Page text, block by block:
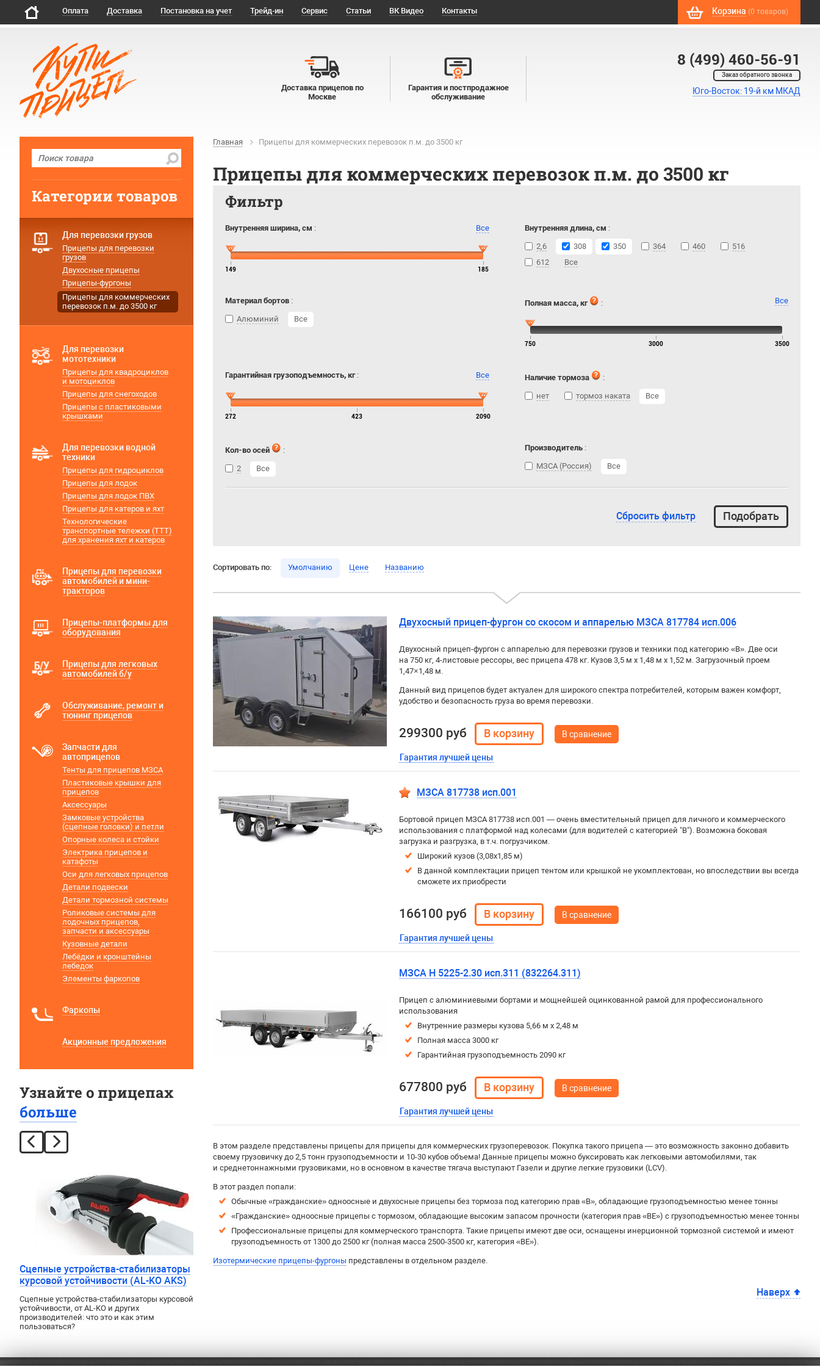
Оплата Доставка Постановка на учет Трейд-ин Сервис Статьи ВК Видео Контакты Корзина (0 товаров)
8 (499) 460-56-91
Заказ обратного звонка
Юго-Восток: 19-й км МКАД
Доставка прицепов по
Москве
Гарантия и постпродажное
обслуживание
Главная Прицепы для коммерческих перевозок п.м. до 3500 кг
Прицепы для коммерческих перевозок п.м. до 3500 кг
Фильтр
Внутренняя ширина, см : Все
149 185
Внутренняя длина, см :
2,6
308 350 364 460
516
612
Все
Материал бортов :
Алюминий
Все
Полная масса, кг : Все
750 3000 3500
Гарантийная грузоподъемность, кг: Все
272 423 2090
Наличие тормоза
:
нет
тормоз наката Все
Кол-во осей
:
2
Все
Производитель:
МЗСА (Россия)
Все
Сбросить фильтр
Сортировать по: Умолчанию Цене Названию
Двухосный прицеп-фургон со скосом и аппарелью МЗСА 817784 исп.006
Двухосный прицеп-фургон с аппарелью для перевозки грузов и техники под категорию «B». Две оси
на 750 кг, 4-листовые рессоры, вес прицепа 478 кг. Кузов 3,5 м x 1,48 м x 1,52 м. Загрузочный проем
1,47×1,48 м.
Данный вид прицепов будет актуален для широкого спектра потребителей, которым важен комфорт,
удобство и безопасность груза во время перевозки.
299300 руб
Гарантия лучшей цены
В сравнение
МЗСА 817738 исп.001
Бортовой прицеп МЗСА 817738 исп.001 — очень вместительный прицеп для личного и коммерческого
использования с платформой над колесами (для водителей с категорией "В"). Возможна боковая
загрузка и разгрузка, в т.ч. погрузчиком.
Широкий кузов (3,08х1,85 м)
В данной комплектации прицеп тентом или крышкой не укомплектован, но впоследствии вы всегда
сможете их приобрести
166100 руб
Гарантия лучшей цены
В сравнение
МЗСА H 5225-2.30 исп.311 (832264.311)
Прицеп с алюминиевыми бортами и мощнейшей оцинкованной рамой для профессионального
использования
Внутренние размеры кузова 5,66 м х 2,48 м
Полная масса 3000 кг
Гарантийная грузоподъемность 2090 кг
677800 руб
Гарантия лучшей цены
В сравнение
В этом разделе представлены прицепы для прицепы для коммерческих грузоперевозок. Покупка такого прицепа — это возможность законно добавить
своему грузовичку до 2,5 тонн грузоподъемности и 10-30 кубов объема! Данные прицепы можно буксировать как легковыми автомобилями, так
и среднетоннажными грузовиками, но в основном в качестве тягача выступают Газели и другие легкие грузовики (LCV).
В этот раздел попали:
Обычные «гражданские» одноосные и двухосные прицепы без тормоза под категорию прав «B», обладающие грузоподъемностью менее тонны
«Гражданские» одноосные прицепы с тормозом, обладающие высоким запасом прочности (категория прав «BE») с грузоподъемностью менее тонны
Профессиональные прицепы для коммерческого транспорта. Такие прицепы имеют две оси, оснащены инерционной тормозной системой и имеют
грузоподъемность от 1300 до 2500 кг (полная масса 2500-3500 кг, категория «BE»).
Изотермические прицепы-фургоны представлены в отдельном разделе.
Наверх
Категории товаров
Для перевозки грузов
Прицепы для перевозки
грузов
Двухосные прицепы
Прицепы-фургоны
Прицепы для коммерческих
перевозок п.м. до 3500 кг
Для перевозки
мототехники
Прицепы для квадроциклов
и мотоциклов
Прицепы для снегоходов
Прицепы с пластиковыми
крышками
Для перевозки водной
техники
Прицепы для гидроциклов
Прицепы для лодок
Прицепы для лодок ПВХ
Прицепы для катеров и яхт
Технологические
транспортные тележки (ТТТ)
для хранения яхт и катеров
Прицепы для перевозки
автомобилей и мини-
тракторов
Прицепы-платформы для
оборудования
Прицепы для легковых
автомобилей б/у
Обслуживание, ремонт и
тюнинг прицепов
Запчасти для
автоприцепов
Тенты для прицепов МЗСА
Пластиковые крышки для
прицепов
Аксессуары
Замковые устройства
(сцепные головки) и петли
Опорные колеса и стойки
Электрика прицепов и
катафоты
Оси для легковых прицепов
Детали подвески
Детали тормозной системы
Роликовые системы для
лодочных прицепов,
запчасти и аксессуары
Кузовные детали
Лебёдки и кронштейны
лебедок
Элементы фаркопов
Фаркопы
Акционные предложения
Узнайте о прицепах
больше
Сцепные устройства-стабилизаторы
курсовой устойчивости (AL-KO AKS)
Сцепные устройства-стабилизаторы курсовой
устойчивости, от AL-KO и других
производителей: что это и как этим
пользоваться?